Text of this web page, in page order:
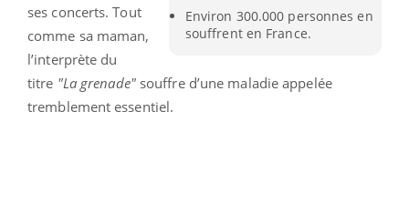
Environ 300.000 personnes en
souffrent en France.
ses concerts. Tout
comme sa maman,
l’interprète du
titre "La grenade"souffre d’une maladie appelée
tremblement essentiel.